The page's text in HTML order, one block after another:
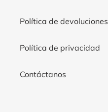
Política de devoluciones
Política de privacidad
Contáctanos